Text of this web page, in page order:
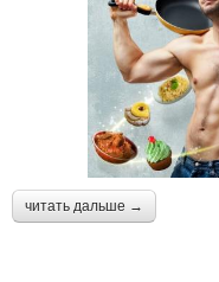
читать дальше →